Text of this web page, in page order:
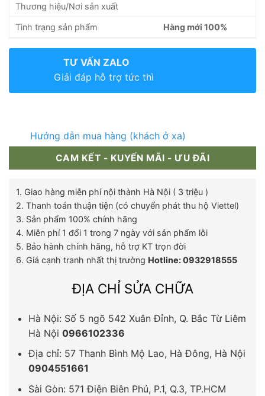
Thương hiệu/Nơi sản xuất
Tình trạng sản phẩm Hàng mới 100%
TƯ VẤN ZALO
Giải đáp hỗ trợ tức thì
Hướng dẫn mua hàng (khách ở xa)
CAM KẾT - KUYẾN MÃI - ƯU ĐÃI
1. Giao hàng miễn phí nội thành Hà Nội ( 3 triệu )
2. Thanh toán thuận tiện (có chuyển phát thu hộ Viettel)
3. Sản phẩm 100% chính hãng
4. Miễn phí 1 đổi 1 trong 7 ngày với sản phẩm lỗi
5. Bảo hành chính hãng, hỗ trợ KT trọn đời
6. Giá cạnh tranh nhất thị trường Hotline: 0932918555
ĐỊA CHỈ SỬA CHỮA
Hà Nội: Số 5 ngõ 542 Xuân Đỉnh, Q. Bắc Từ Liêm
Hà Nội 0966102336
Địa chỉ: 57 Thanh Bình Mộ Lao, Hà Đông, Hà Nội
0904551661
Sài Gòn: 571 Điện Biên Phủ, P.1, Q.3, TP.HCM